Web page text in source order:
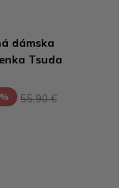
dámska
Tsuda
55,90 €